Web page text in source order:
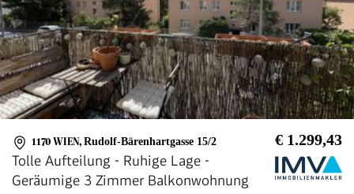
1170 WIEN, Rudolf-Bärenhartgasse 15/2 € 1.299,43
Tolle Aufteilung - Ruhige Lage -
Geräumige 3 Zimmer Balkonwohnung